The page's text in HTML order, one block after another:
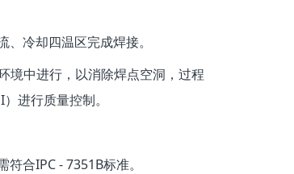
冷却四温区完成焊接。
境中进行，以消除焊点空洞，过程
进行质量控制。
合IPC - 7351B标准。